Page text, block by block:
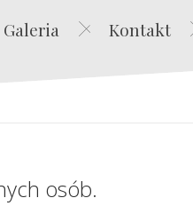
Galeria Kontakt
osób.